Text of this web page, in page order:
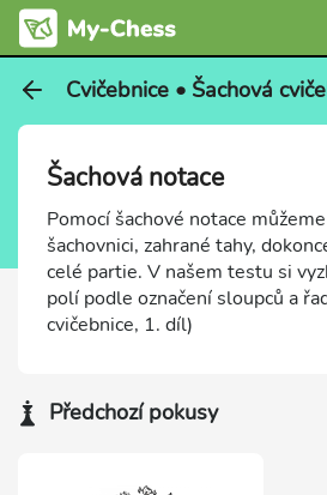
Cvičebnice • Šachová
Šachová notace
Pomocí šachové notace
šachovnici, zahrané tahy,
celé partie. V našem testu si
polí podle označení sloupců a
cvičebnice, 1. díl)
Předchozí pokusy